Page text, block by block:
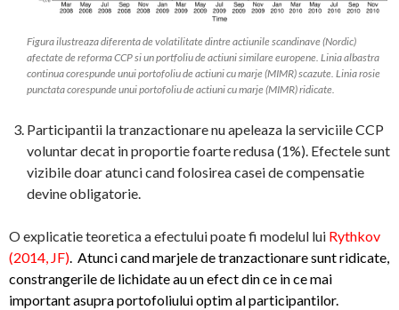
Figura ilustreaza diferenta de volatilitate dintre actiunile scandinave (Nordic)
afectate de reforma CCP si un portfoliu de actiuni similare europene. Linia albastra
continua corespunde unui portofoliu de actiuni cu marje (MIMR) scazute. Linia rosie
punctata corespunde unui portofoliu de actiuni cu marje (MIMR) ridicate.
Participantii la tranzactionare nu apeleaza la serviciile CCP
voluntar decat in proportie foarte redusa (1%). Efectele sunt
vizibile doar atunci cand folosirea casei de compensatie
devine obligatorie.
O explicatie teoretica a efectului poate fi modelul lui Rythkov
(2014, JF). Atunci cand marjele de tranzactionare sunt ridicate,
constrangerile de lichidate au un efect din ce in ce mai
important asupra portofoliului optim al participantilor.